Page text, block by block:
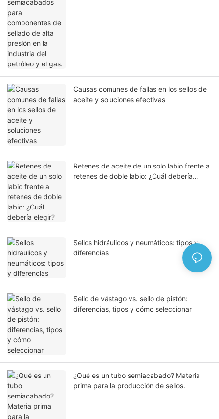
Causas comunes de fallas en los sellos de
aceite y soluciones efectivas
Retenes de aceite de un solo labio frente a
retenes de doble labio: ¿Cuál debería
Sellos hidráulicos y neumáticos: tipos y
diferencias
Sello de vástago vs. sello de pistón:
diferencias, tipos y cómo seleccionar
¿Qué es un tubo semiacabado? Materia
prima para la producción de sellos.